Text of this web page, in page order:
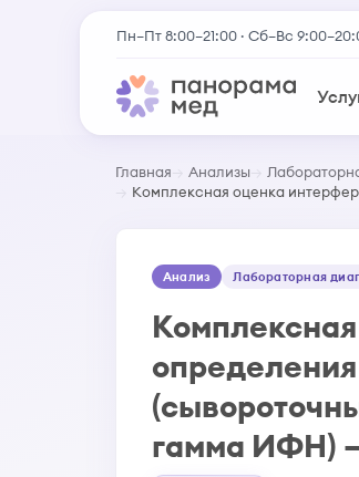
Пн–Пт 8:00–21:00 · Сб–Вс
Главная Анализы
Комплексная оценка
Анализ Лабораторная
гамма ИФН)